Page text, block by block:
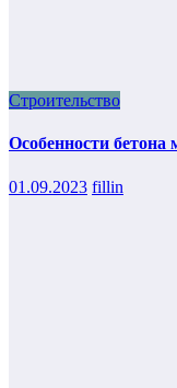
Строительство
Особенности
01.09.2023 fillin